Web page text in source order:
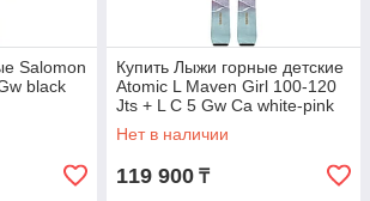
Salomon
black
Купить Лыжи горные детские
Atomic L Maven Girl 100-120
Jts + L C 5 Gw Ca white-pink
Нет в наличии
119 900 ₸